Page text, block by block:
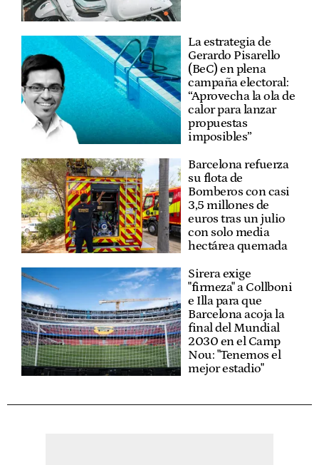
La estrategia de
Gerardo Pisarello
(BeC) en plena
campaña electoral:
“Aprovecha la ola de
calor para lanzar
propuestas
imposibles”
Barcelona refuerza
su flota de
Bomberos con casi
3,5 millones de
euros tras un julio
con solo media
hectárea quemada
Sirera exige
"firmeza" a Collboni
e Illa para que
Barcelona acoja la
final del Mundial
2030 en el Camp
Nou: "Tenemos el
mejor estadio"